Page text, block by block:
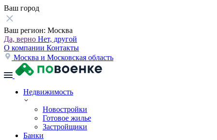
Ваш город
Ваш регион: Москва
Да, верно Нет, другой
О компании Контакты
Москва и Московская область
Недвижимость
Новостройки
Готовое жилье
Застройщики
Банки